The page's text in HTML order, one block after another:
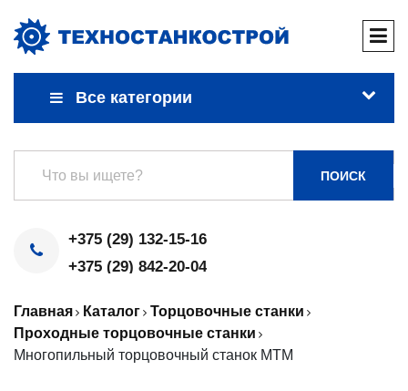
Все категории
ПОИСК
+375 (29) 132-15-16
+375 (29) 842-20-04
Главная Каталог
Торцовочные станки
Проходные торцовочные станки
Многопильный торцовочный станок МТМ